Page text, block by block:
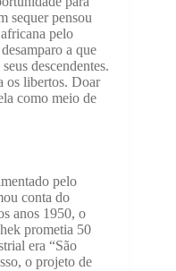
sequer pensou
pelo
a que
descendentes.
os libertos. Doar
como meio de
pelo
conta do
anos 1950, o
prometia 50
era “São
o projeto de